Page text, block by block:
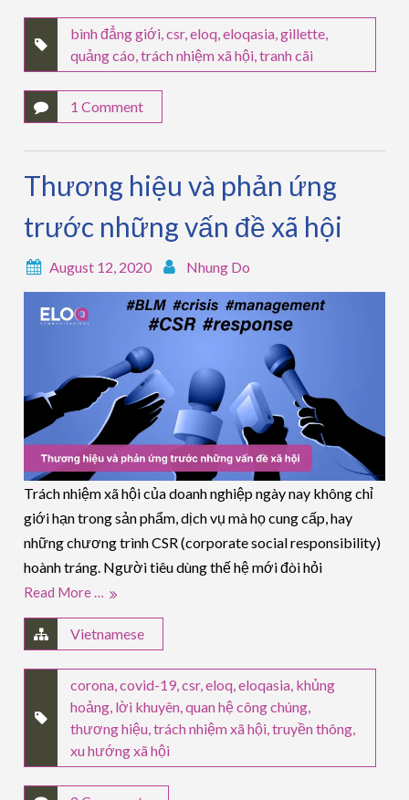
bình đẳng giới,csr,eloq,eloqasia,gillette,
quảng cáo,trách nhiệm xã hội,tranh cãi
1 Comment
Thương hiệu và phản ứng
trước những vấn đề xã hội
August 12, 2020 Nhung Do
Trách nhiệm xã hội của doanh nghiệp ngày nay không chỉ
giới hạn trong sản phẩm, dịch vụ mà họ cung cấp, hay
những chương trình CSR (corporate social responsibility)
hoành tráng. Người tiêu dùng thế hệ mới đòi hỏi
Read More …
Vietnamese
corona,covid-19,csr,eloq,eloqasia, khủng
hoảng, lời khuyên,quan hệ công chúng,
thương hiệu,trách nhiệm xã hội,truyền thông,
xu hướng xã hội